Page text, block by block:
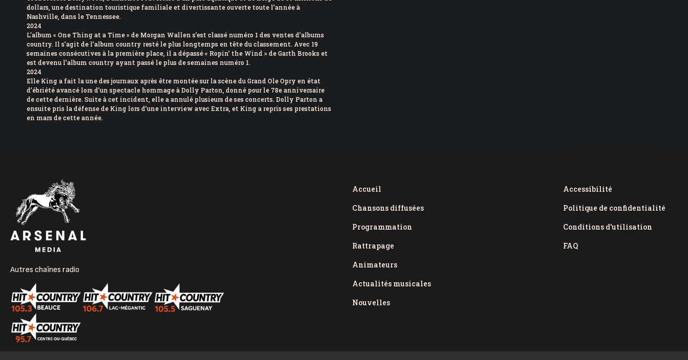
dollars, une destination touristique familiale et divertissante ouverte toute l’année à
Nashville, dans le Tennessee.
2024
L’album « One Thing at a Time » de Morgan Wallen s’est classé numéro 1 des ventes d’albums
country. Il s’agit de l’album country resté le plus longtemps en tête du classement. Avec 19
semaines consécutives à la première place, il a dépassé « Ropin’ the Wind » de Garth Brooks et
est devenu l’album country ayant passé le plus de semaines numéro 1.
2024
Elle King a fait la une des journaux après être montée sur la scène du Grand Ole Opry en état
d’ébriété avancé lors d’un spectacle hommage à Dolly Parton, donné pour le 78e anniversaire
de cette dernière. Suite à cet incident, elle a annulé plusieurs de ses concerts. Dolly Parton a
ensuite pris la défense de King lors d’une interview avec Extra, et King a repris ses prestations
en mars de cette année.
Autres chaînes radio
Accueil
Chansons diffusées
Programmation
Rattrapage
Animateurs
Actualités musicales
Nouvelles
Accessibilité
Politique de confidentialité
Conditions d'utilisation
FAQ